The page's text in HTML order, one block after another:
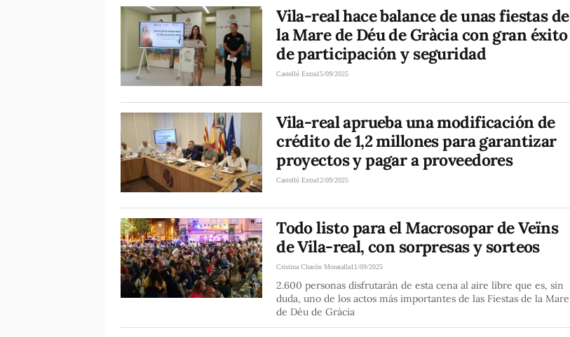
Vila-real hace balance de unas fiestas de
la Mare de Déu de Gràcia con gran éxito
de participación y seguridad
Castelló Extra15/09/2025
Vila-real aprueba una modificación de
crédito de 1,2 millones para garantizar
proyectos y pagar a proveedores
Castelló Extra12/09/2025
Todo listo para el Macrosopar de Veïns
de Vila-real, con sorpresas y sorteos
Cristina Chacón Moratalla11/09/2025
2.600 personas disfrutarán de esta cena al aire libre que es, sin
duda, uno de los actos más importantes de las Fiestas de la Mare
de Déu de Gràcia